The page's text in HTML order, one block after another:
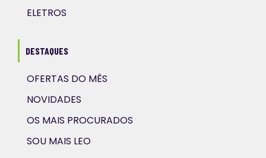
ELETROS
DESTAQUES
OFERTAS DO MÊS
NOVIDADES
OS MAIS PROCURADOS
SOU MAIS LEO